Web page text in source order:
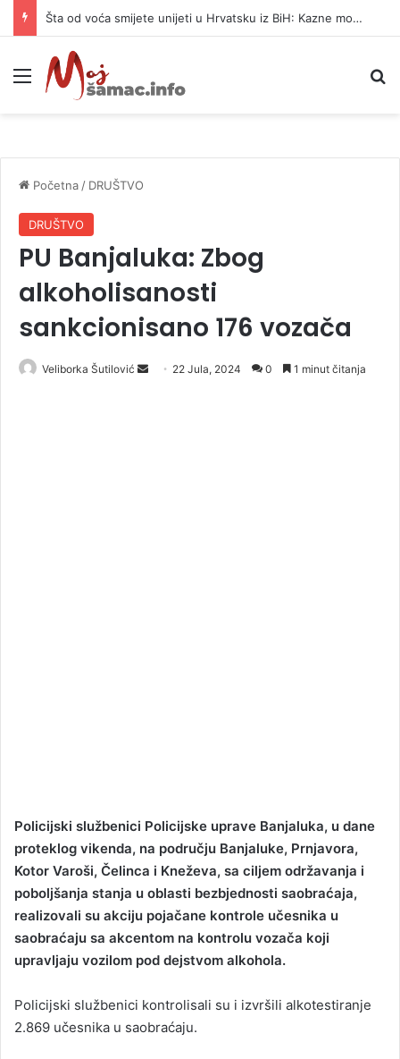
Šta od voća smijete unijeti u Hrvatsku iz BiH: Kazne mogu dostići 13.260 evra
Meni
Početna / DRUŠTVO
DRUŠTVO
PU Banjaluka: Zbog
alkoholisanosti
sankcionisano 176 vozača
Veliborka Šutilović 22 Jula, 2024 0 1 minut čitanja
Policijski službenici Policijske uprave Banjaluka, u dane
proteklog vikenda, na području Banjaluke, Prnjavora,
Kotor Varoši, Čelinca i Kneževa, sa ciljem održavanja i
poboljšanja stanja u oblasti bezbjednosti saobraćaja,
realizovali su akciju pojačane kontrole učesnika u
saobraćaju sa akcentom na kontrolu vozača koji
upravljaju vozilom pod dejstvom alkohola.
Policijski službenici kontrolisali su i izvršili alkotestiranje
2.869 učesnika u saobraćaju.